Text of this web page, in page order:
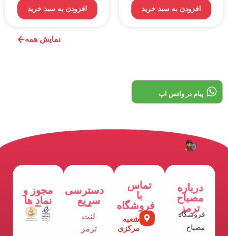
نمایش همه
افزودن به سبد خرید افزودن به سبد خرید
پیام در واتس اپ
درباره
مصباح
ترمز
فروشگاه
مصباح
تماس
با
فروشگاه
شعبه
مرکزی
دسترسی
سریع
لنت
ترمز
مجوز و
نماد ها